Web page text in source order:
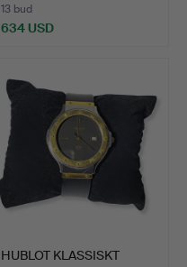
13 bud
634 USD
HUBLOT KLASSISKT